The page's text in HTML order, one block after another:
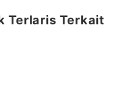
Terlaris Terkait